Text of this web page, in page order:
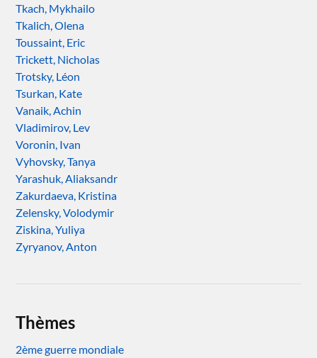
Tkach, Mykhailo
Tkalich, Olena
Toussaint, Eric
Trickett, Nicholas
Trotsky, Léon
Tsurkan, Kate
Vanaik, Achin
Vladimirov, Lev
Voronin, Ivan
Vyhovsky, Tanya
Yarashuk, Aliaksandr
Zakurdaeva, Kristina
Zelensky, Volodymir
Ziskina, Yuliya
Zyryanov, Anton
Thèmes
2ème guerre mondiale